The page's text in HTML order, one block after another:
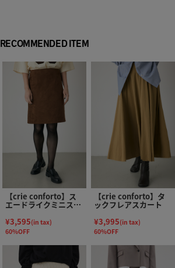
RECOMMENDED ITEM
【crie conforto】ス
エードライクミニスカ
¥3,595(in tax)
60%OFF
【crie conforto】タ
ックフレアスカート
¥3,995(in tax)
60%OFF